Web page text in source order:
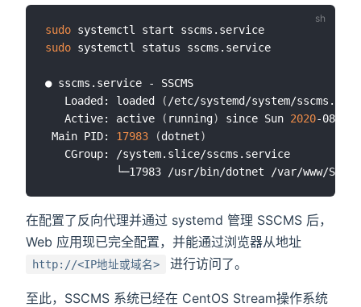
sudo
sudo systemctl status sscms.service
● sscms.service - SSCMS
   Loaded: loaded
( /etc/systemd/system/
   Active: active
( running) since Sun 2020-08-30
Main PID: 17983 (dotnet)
   CGroup: /system.slice/sscms.service
在配置了反向代理并通过 systemd 管理 SSCMS 后，
Web 应用现已完全配置，并能通过浏览器从地址
http://<IP地址或域名> 进行访问了。
至此，SSCMS 系统已经在 CentOS Stream操作系统